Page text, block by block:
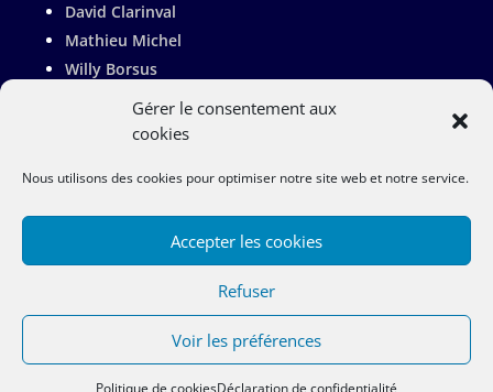
Gérer le consentement aux
cookies
Nous utilisons des cookies pour optimiser notre site web et notre service.
Accepter les cookies
Refuser
Voir les préférences
Politique de cookiesDéclaration de confidentialité
David Clarinval
Mathieu Michel
Willy Borsus
Adrien Dolimont
Valérie De Bue
Françoise Bertieaux
Politique de Cookies
Site Map